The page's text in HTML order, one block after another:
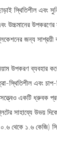
স্থিতিশীল এবং
উপকরণের
জন্য সাশ্রয়ী
উপকরণ ব্যবহার
এবং চাপ-
একটি ধ্রুবক
সাহায্যে উভয়
থেকে ১.৬ কেজি)